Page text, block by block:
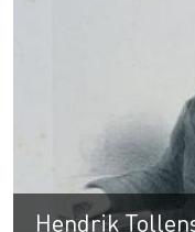
Hendrik